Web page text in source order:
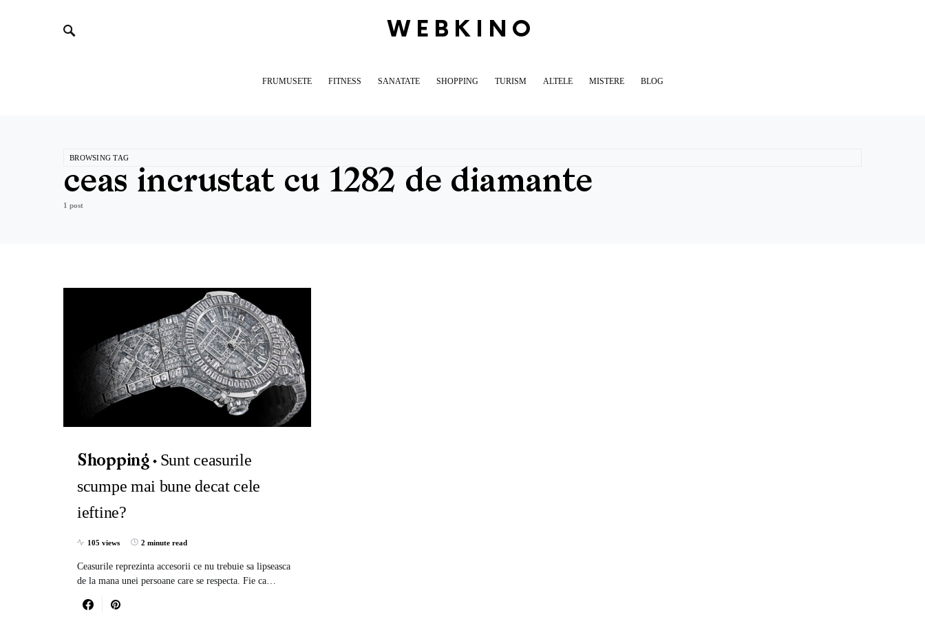
WEBKINO
FRUMUSETE FITNESS SANATATE SHOPPING TURISM ALTELE MISTERE BLOG
BROWSING TAG
ceas incrustat cu 1282 de diamante
1 post
Shopping
Sunt ceasurile
scumpe mai bune decat cele
ieftine?
105 views 2 minute read
Ceasurile reprezinta accesorii ce nu trebuie sa lipseasca
de la mana unei persoane care se respecta. Fie ca…